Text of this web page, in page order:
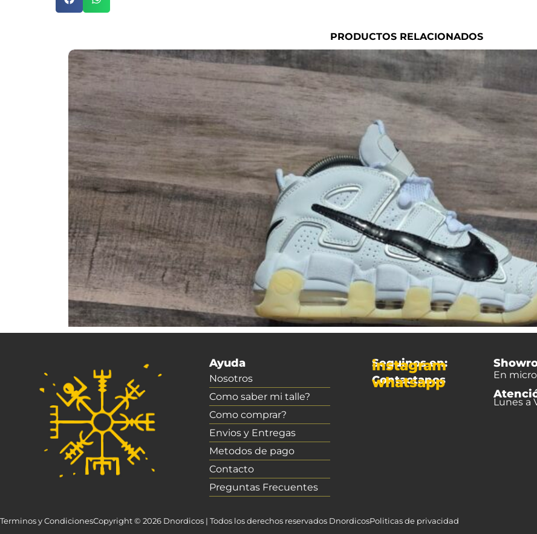
PRODUCTOS RELACIONADOS
Ayuda
Nosotros
Como saber mi talle?
Como comprar?
Envios y Entregas
Metodos de pago
Contacto
Preguntas Frecuentes
Seguinos en:
instagram
Contactanos
whatsapp En
Lunes a
Terminos y CondicionesCopyright © 2026 Dnordicos | Todos los derechos reservados DnordicosPoliticas de privacidad